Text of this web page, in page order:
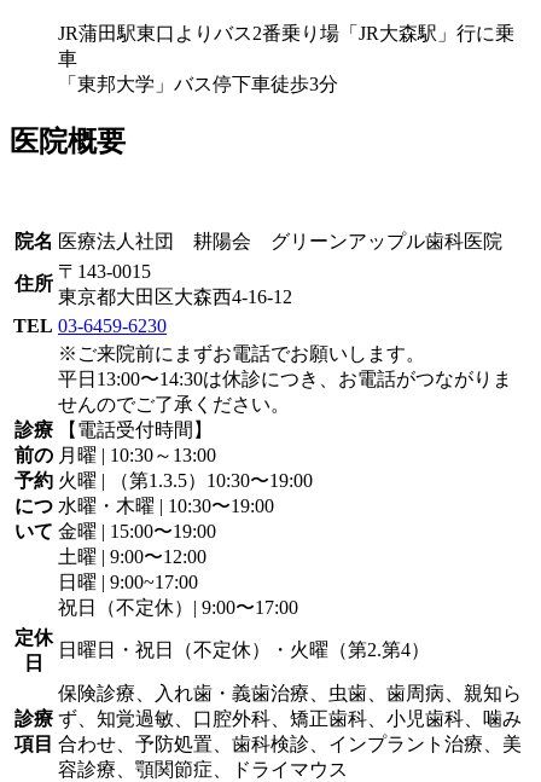
JR蒲田駅東口よりバス2番乗り場「JR大森駅」行に乗
車
「東邦大学」バス停下車徒歩3分
医院概要
院名 医療法人社団 耕陽会 グリーンアップル歯科医院
住所
〒143-0015
東京都大田区大森西4-16-12
TEL 03-6459-6230
診療
前の
予約
につ
いて
※ご来院前にまずお電話でお願いします。
平日13:00〜14:30は休診につき、お電話がつながりま
せんのでご了承ください。
【電話受付時間】
月曜 | 10:30～13:00
火曜 | （第1.3.5）10:30〜19:00
水曜・木曜 | 10:30〜19:00
金曜 | 15:00〜19:00
土曜 | 9:00〜12:00
日曜 | 9:00~17:00
祝日（不定休）| 9:00〜17:00
定休
日
日曜日・祝日（不定休）・火曜（第2.第4）
診療
項目
保険診療、入れ歯・義歯治療、虫歯、歯周病、親知ら
ず、知覚過敏、口腔外科、矯正歯科、小児歯科、噛み
合わせ、予防処置、歯科検診、インプラント治療、美
容診療、顎関節症、ドライマウス